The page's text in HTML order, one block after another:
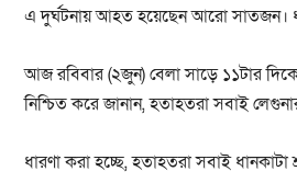
এ দুর্ঘটনায় আহত হয়েছেন আরো সাতজন।
আজ রবিবার (২জুন) বেলা সাড়ে ১১টার
নিশ্চিত করে জানান, হতাহতরা সবাই
ধারণা করা হচ্ছে, হতাহতরা সবাই ধানকাটা